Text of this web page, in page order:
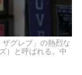
グレブ」の熱烈な
）と呼ばれる。中